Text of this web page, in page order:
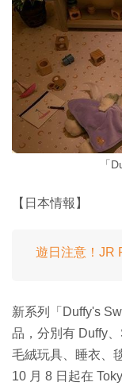
「
【日本情報】
遊日注意！JR
新系列「Duffy's
品，分別有 Duffy
毛絨玩具、睡衣、
10 月 8 日起在